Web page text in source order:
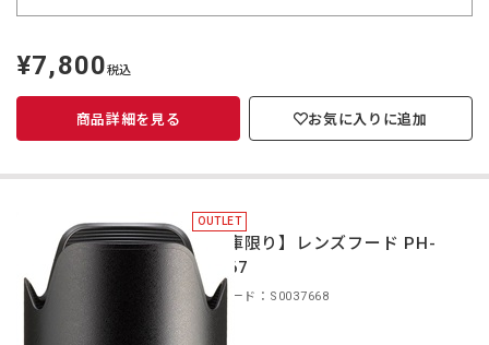
定
価
¥7,800税込
商品詳細を見る お気に入りに追加
OUTLET
【在庫限り】レンズフード PH-
RBP67
商品コード：S0037668